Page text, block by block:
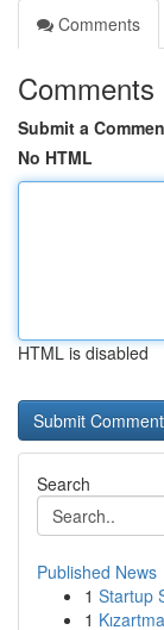
Comments
Comments
Submit a
No HTML
HTML is disabled
Search
Published News
1 Startup
1